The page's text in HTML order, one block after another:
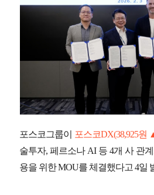
포스코그룹이 포스코DX(38,925원
술투자, 페르소나 AI 등 4개 사 관
용을 위한 MOU를 체결했다고 4일